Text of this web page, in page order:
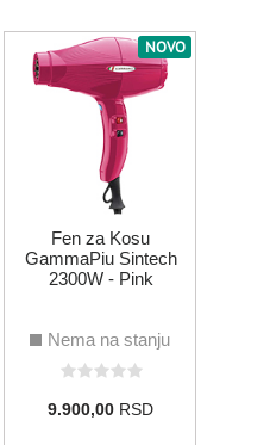
NOVO
Fen za Kosu
GammaPiu Sintech
2300W - Pink
Nema na stanju
9.900,00RSD